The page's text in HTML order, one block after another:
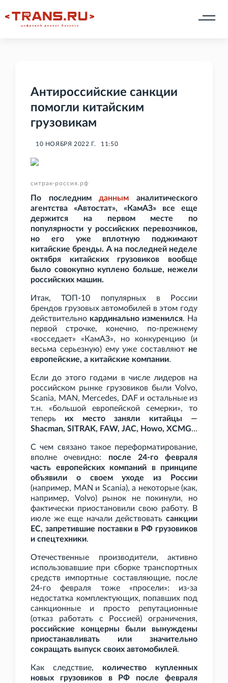
Антироссийские санкции
помогли китайским
грузовикам
10 НОЯБРЯ 2022 Г. 11:50
ситрак-россия.рф
По последнимданным аналитического
агентства «Автостат», «КамАЗ» все еще
держится на первом месте по
популярности у российских перевозчиков,
но его уже вплотную поджимают
китайские бренды. А на последней неделе
октября китайских грузовиков вообще
было совокупно куплено больше, нежели
российских машин.
Итак, ТОП-10 популярных в России
брендов грузовых автомобилей в этом году
действительно кардинально изменился. На
первой строчке, конечно, по-прежнему
«восседает» «КамАЗ», но конкуренцию (и
весьма серьезную) ему уже составляют не
европейские, а китайские компании.
Если до этого годами в числе лидеров на
российском рынке грузовиков были Volvo,
Scania, MAN, Mercedes, DAF и остальные из
т.н. «большой европейской семерки», то
теперь их место заняли китайцы —
Shacman, SITRAK, FAW, JAC, Howo, XCMG...
С чем связано такое переформатирование,
вполне очевидно: после 24-го февраля
часть европейских компаний в принципе
объявили о своем уходе из России
(например, MAN и Scania), а некоторые (как,
например, Volvo) рынок не покинули, но
фактически приостановили свою работу. В
июле же еще начали действовать санкции
ЕС, запретившие поставки в РФ грузовиков
и спецтехники.
Отечественные производители, активно
использовавшие при сборке транспортных
средств импортные составляющие, после
24-го февраля тоже «просели»: из-за
недостатка комплектующих, попавших под
санкционные и просто репутационные
(отказ работать с Россией) ограничения,
российские концерны были вынуждены
приостанавливать или значительно
сокращать выпуск своих автомобилей.
Как следствие, количество купленных
новых грузовиков в РФ после февраля